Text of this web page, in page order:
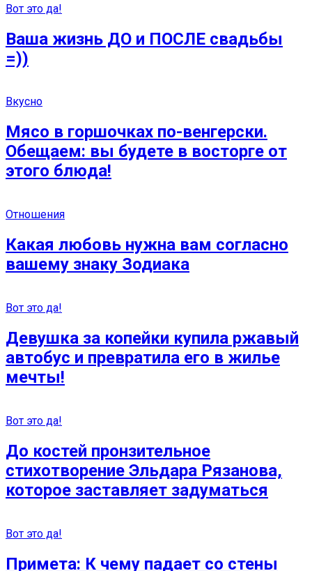
Вот это да!
Ваша жизнь ДО и ПОСЛЕ свадьбы
=))
Вкусно
Мясо в горшочках по-венгерски.
Обещаем: вы будете в восторге от
этого блюда!
Отношения
Какая любовь нужна вам согласно
вашему знаку Зодиака
Вот это да!
Девушка за копейки купила ржавый
автобус и превратила его в жилье
мечты!
Вот это да!
До костей пронзительное
стихотворение Эльдара Рязанова,
которое заставляет задуматься
Вот это да!
Примета: К чему падает со стены